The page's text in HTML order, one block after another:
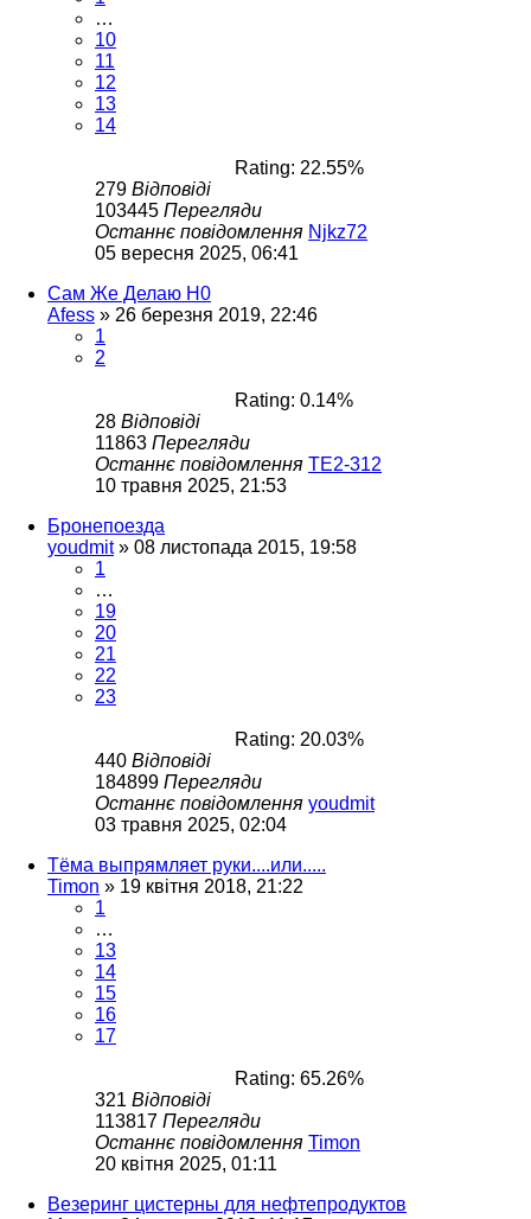
…
10
11
12
13
14
Rating: 22.55%
279 Відповіді
103445 Перегляди
Останнє повідомлення Njkz72
05 вересня 2025, 06:41
Сам Же Делаю H0
Afess » 26 березня 2019, 22:46
1
2
Rating: 0.14%
28 Відповіді
11863 Перегляди
Останнє повідомлення ТЕ2-312
10 травня 2025, 21:53
Бронепоезда
youdmit» 08 листопада 2015, 19:58
1
…
19
20
21
22
23
Rating: 20.03%
440 Відповіді
184899 Перегляди
Останнє повідомлення youdmit
03 травня 2025, 02:04
Тёма выпрямляет руки....или.....
Timon » 19 квітня 2018, 21:22
1
…
13
14
15
16
17
Rating: 65.26%
321 Відповіді
113817 Перегляди
Останнє повідомлення Timon
20 квітня 2025, 01:11
Везеринг цистерны для нефтепродуктов